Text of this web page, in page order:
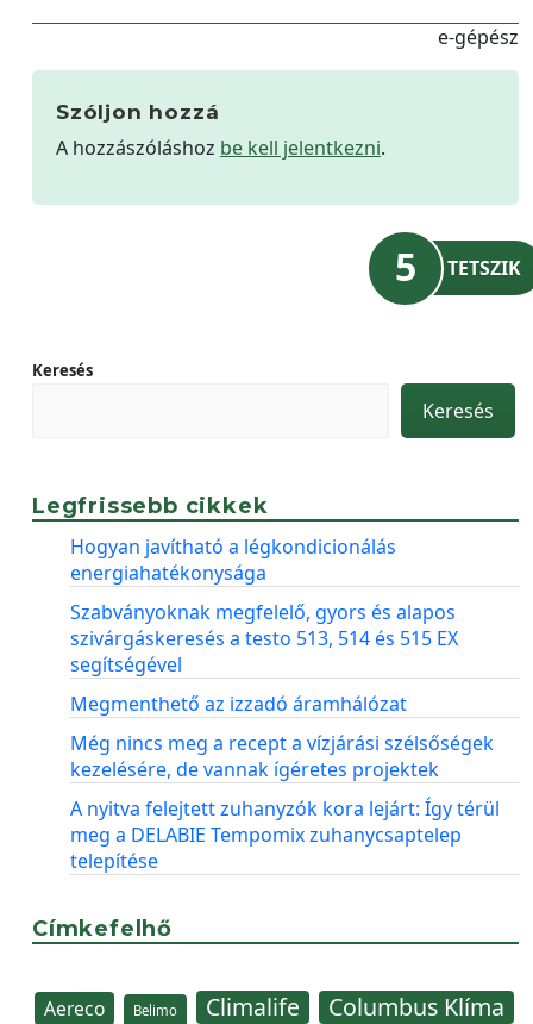
e-gépész
Szóljon hozzá
A hozzászóláshoz be kell jelentkezni.
5 TETSZIK
Keresés
Keresés
Legfrissebb cikkek
Hogyan javítható a légkondicionálás
energiahatékonysága
Szabványoknak megfelelő, gyors és alapos
szivárgáskeresés a testo 513, 514 és 515 EX
segítségével
Megmenthető az izzadó áramhálózat
Még nincs meg a recept a vízjárási szélsőségek
kezelésére, de vannak ígéretes projektek
A nyitva felejtett zuhanyzók kora lejárt: Így térül
meg a DELABIE Tempomix zuhanycsaptelep
telepítése
Címkefelhő
Aereco Belimo Climalife Columbus Klíma